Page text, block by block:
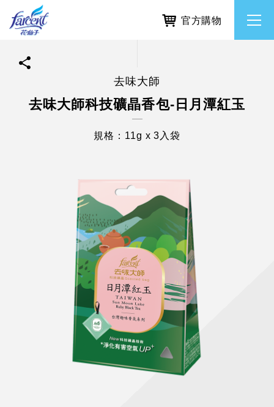
繁體中文
使命與核心價值
所有品牌
居家清潔洗劑
天然清潔洗劑
居家打掃工具
利害關係人互動與經營
透過各種型態及管道與利害關係人建立友善溝通平台
股東會相關重要事項與發佈
協助解決您對產品的疑問
官方購物
去味大師
去味大師科技礦晶香包-日月潭紅玉
規格：11g x 3入袋